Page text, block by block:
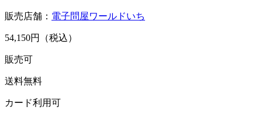
販売店舗： 電子問屋ワールドいち
54,150円（税込）
販売可
送料無料
カード利用可